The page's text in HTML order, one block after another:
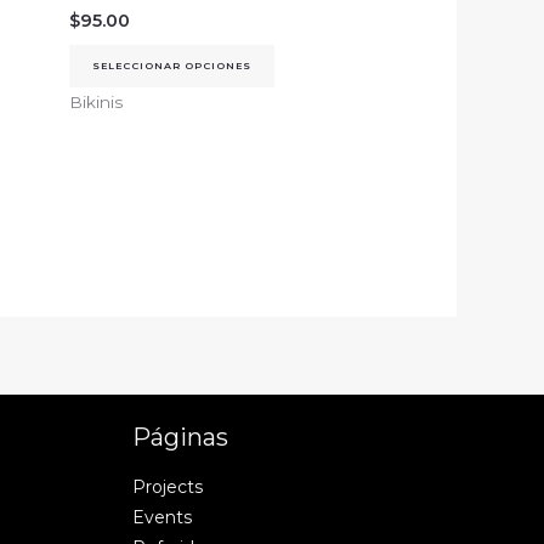
$95.00
SELECCIONAR OPCIONES
Bikinis
Páginas
Projects
Events